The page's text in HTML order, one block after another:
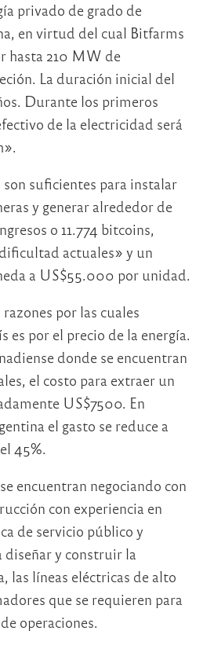
privado de grado de
en virtud del cual Bitfarms
hasta 210 MW de
La duración inicial del
Durante los primeros
de la electricidad será
suficientes para instalar
y generar alrededor de
o 11.774 bitcoins,
actuales» y un
a US$55.000 por unidad.
por las cuales
es por el precio de la energía.
donde se encuentran
el costo para extraer un
US$7500. En
el gasto se reduce a
45%.
encuentran negociando con
con experiencia en
de servicio público y
diseñar y construir la
las líneas eléctricas de alto
que se requieren para
operaciones.